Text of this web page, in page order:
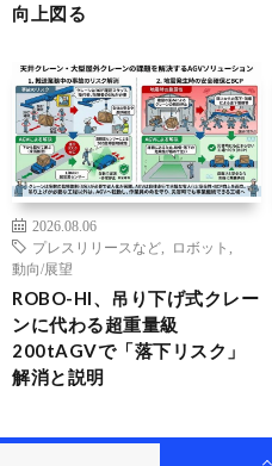
向上図る
2026.08.06
プレスリリースなど
ロボット
動向/展望
ROBO-HI、吊り下げ式クレー
ンに代わる超重量級
200tAGVで「落下リスク」
解消と説明